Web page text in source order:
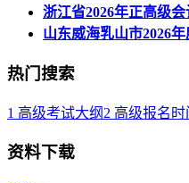
浙江省2026年正高级
山东威海乳山市2026
热门搜索
1 高级考试大纲 2 高级报名时
资料下载